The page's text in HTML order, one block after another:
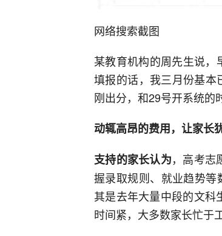
网络搜索截图
某教育机构的周先生说，
填报的话，我三月份基
刚出分，和29号开系统的
动辄高昂的费用，让家长
支持的家长认为，高考志
握录取规则、就业趋势等
其是去年大量中段的文科
时间紧，大多数家长忙于